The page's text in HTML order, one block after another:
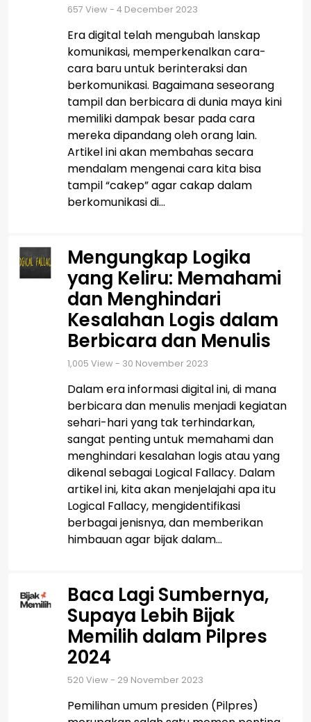
657 View - 4 December 2023
Era digital telah mengubah lanskap
komunikasi, memperkenalkan cara-
cara baru untuk berinteraksi dan
berkomunikasi. Bagaimana seseorang
tampil dan berbicara di dunia maya kini
memiliki dampak besar pada cara
mereka dipandang oleh orang lain.
Artikel ini akan membahas secara
mendalam mengenai cara kita bisa
tampil “cakep” agar cakap dalam
berkomunikasi di...
Mengungkap Logika
yang Keliru: Memahami
dan Menghindari
Kesalahan Logis dalam
Berbicara dan Menulis
1,005 View - 30 November 2023
Dalam era informasi digital ini, di mana
berbicara dan menulis menjadi kegiatan
sehari-hari yang tak terhindarkan,
sangat penting untuk memahami dan
menghindari kesalahan logis atau yang
dikenal sebagai Logical Fallacy. Dalam
artikel ini, kita akan menjelajahi apa itu
Logical Fallacy, mengidentifikasi
berbagai jenisnya, dan memberikan
himbauan agar bijak dalam...
Baca Lagi Sumbernya,
Supaya Lebih Bijak
Memilih dalam Pilpres
2024
520 View - 29 November 2023
Pemilihan umum presiden (Pilpres)